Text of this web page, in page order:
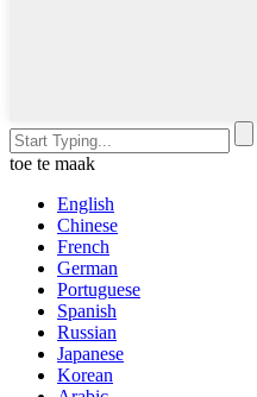
toe te maak
English
Chinese
French
German
Portuguese
Spanish
Russian
Japanese
Korean